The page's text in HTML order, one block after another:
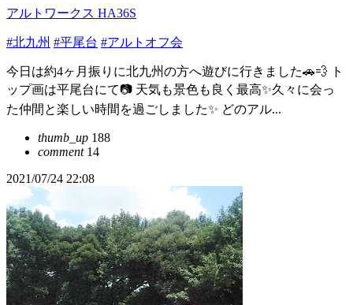
アルトワークス HA36S
#北九州 #平尾台 #アルトオフ会
今日は約4ヶ月振りに北九州の方へ遊びに行きました🚗💨 ト
ップ画は平尾台にて📷 天気も景色も良く最高✨久々に会っ
た仲間と楽しい時間を過ごしました✨ どのアル...
thumb_up 188
comment14
2021/07/24 22:08